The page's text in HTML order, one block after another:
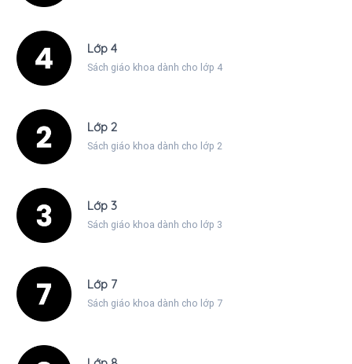
Lớp 4
Sách giáo khoa dành cho lớp 4
Lớp 2
Sách giáo khoa dành cho lớp 2
Lớp 3
Sách giáo khoa dành cho lớp 3
Lớp 7
Sách giáo khoa dành cho lớp 7